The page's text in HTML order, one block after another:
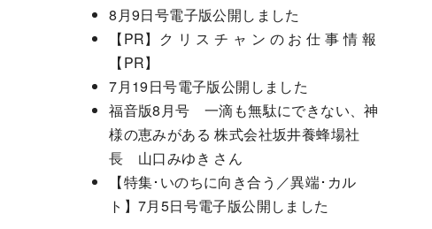
8月9日号電子版公開しました
【PR】ク リ ス チ ャ ン の お 仕 事 情 報
【PR】
7月19日号電子版公開しました
福音版8月号 一滴も無駄にできない、神
様の恵みがある 株式会社坂井養蜂場社
長 山口みゆき さん
【特集･いのちに向き合う／異端･カル
ト】7月5日号電子版公開しました